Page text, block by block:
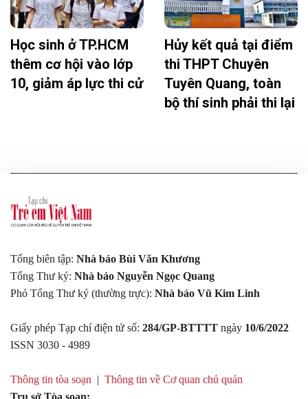
Học sinh ở TP.HCM
thêm cơ hội vào lớp
10, giảm áp lực thi cử
Hủy kết quả tại điểm
thi THPT Chuyên
Tuyên Quang, toàn
bộ thí sinh phải thi lại
Tổng biên tập: Nhà báo Bùi Văn Khương
Tổng Thư ký: Nhà báo Nguyễn Ngọc Quang
Phó Tổng Thư ký (thường trực): Nhà báo Vũ Kim Linh
Giấy phép Tạp chí điện tử số: 284/GP-BTTTT ngày 10/6/2022
ISSN 3030 - 4989
Thông tin tòa soạn | Thông tin về Cơ quan chủ quản